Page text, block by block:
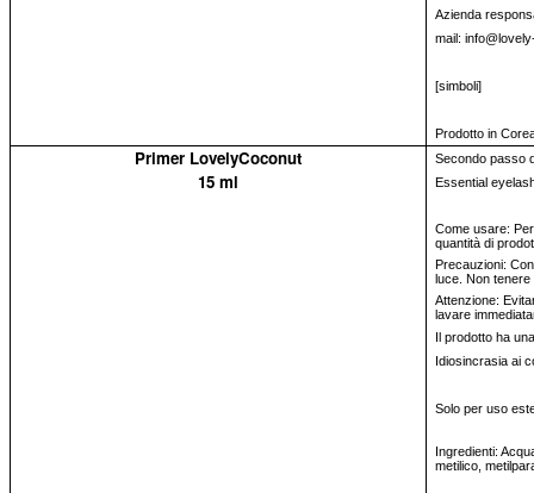
Azienda
mail:
[simboli]
Prodotto in
Primer LovelyCoconut Secondo passo
15 ml Essential
Come usare:
quantità di
Precauzioni:
luce. Non tenere
Attenzione:
lavare
Il prodotto ha
Idiosincrasia ai
Solo per uso
Ingredienti:
metilico,